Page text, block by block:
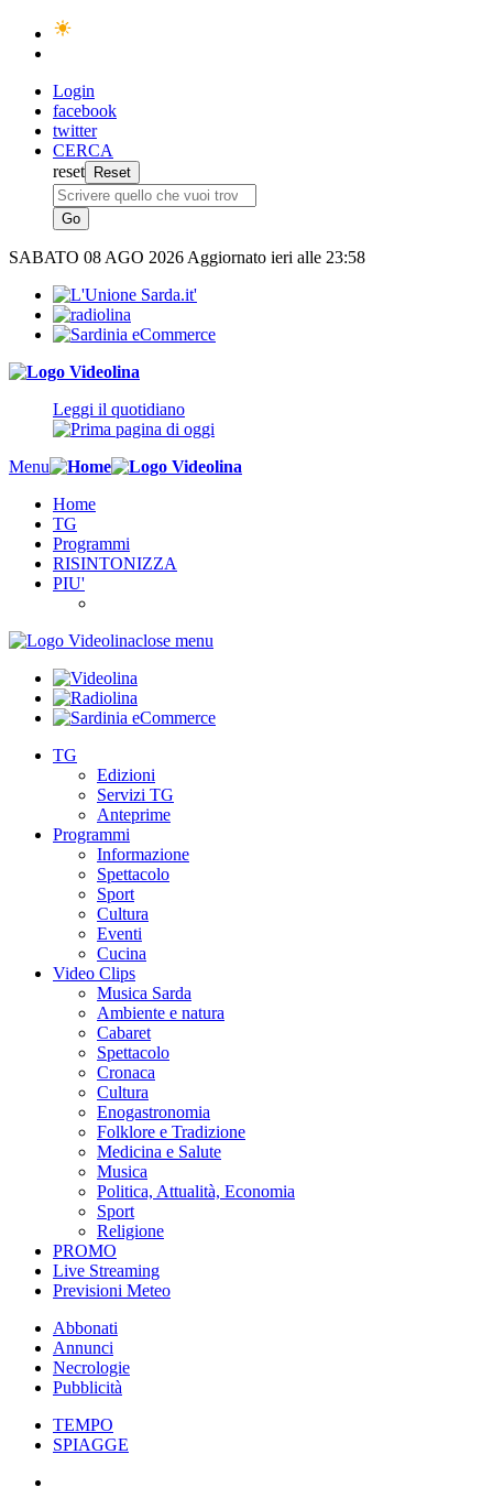
Login
facebook
twitter
CERCA
reset
SABATO 08 AGO 2026 Aggiornato ieri alle 23:58
Leggi il quotidiano
Menu
Home
TG
Programmi
RISINTONIZZA
PIU'
close menu
TG
Edizioni
Servizi TG
Anteprime
Programmi
Informazione
Spettacolo
Sport
Cultura
Eventi
Cucina
Video Clips
Musica Sarda
Ambiente e natura
Cabaret
Spettacolo
Cronaca
Cultura
Enogastronomia
Folklore e Tradizione
Medicina e Salute
Musica
Politica, Attualità, Economia
Sport
Religione
PROMO
Live Streaming
Previsioni Meteo
Abbonati
Annunci
Necrologie
Pubblicità
TEMPO
SPIAGGE